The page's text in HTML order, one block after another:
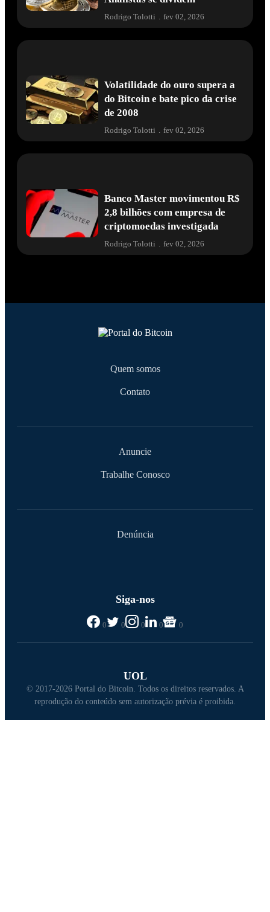
Rodrigo Tolotti . fev 02, 2026
Volatilidade do ouro supera a
do Bitcoin e bate pico da crise
de 2008
Rodrigo Tolotti . fev 02, 2026
Banco Master movimentou R$
2,8 bilhões com empresa de
criptomoedas investigada
Rodrigo Tolotti fev 02, 2026
Quem somos
Contato
Anuncie
Trabalhe Conosco
Denúncia
Siga-nos
0 0 0 0 0
UOL
© 2017-2026 Portal do Bitcoin. Todos os direitos reservados. A
reprodução do conteúdo sem autorização prévia é proibida.